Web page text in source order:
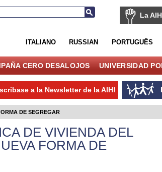
La
ITALIANO RUSSIAN PORTUGUÊS
CERO DESALOJOS UNIVERSIDAD
a la Newsletter de la AIH!
DE SEGREGAR
DE VIVIENDA DEL
FORMA DE